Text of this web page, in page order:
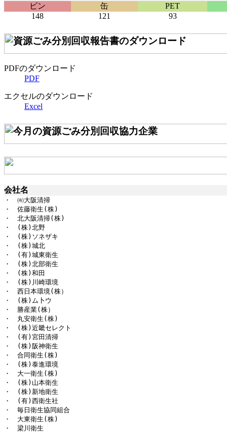
ビン
缶
PET
148
121 93
PDFのダウンロード
PDF
エクセルのダウンロード
Excel
会社名
・　㈲大阪清掃
・　佐藤衛生(株)
・　北大阪清掃(株)
・　(株)北野
・　(株)ソネザキ
・　(株)城北
・　(有)城東衛生
・　(株)北部衛生
・　(株)和田
・　(株)川崎環境
・　西日本環境(株）
・　(株)ム卜ウ
・　勝産業(株）
・　丸安衛生(株)
・　(株)近畿セレクト
・　(有)宮田清掃
・　(株)阪神衛生
・　合同衛生(株)
・　(株)泰進環境
・　大一衛生(株)
・　(株)山本衛生
・　(株)新地衛生
・　(有)西衛生社
・　毎日衛生協同組合
・　大東衛生(株)
・　梁川衛生